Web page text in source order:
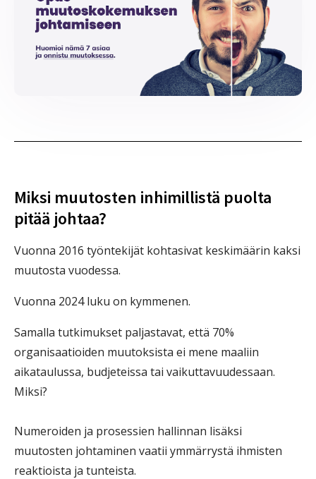
Miksi muutosten inhimillistä puolta
pitää johtaa?
Vuonna 2016 työntekijät kohtasivat keskimäärin kaksi
muutosta vuodessa.
Vuonna 2024 luku on kymmenen.
Samalla tutkimukset paljastavat, että 70%
organisaatioiden muutoksista ei mene maaliin
aikataulussa, budjeteissa tai vaikuttavuudessaan.
Miksi?
Numeroiden ja prosessien hallinnan lisäksi
muutosten johtaminen vaatii ymmärrystä ihmisten
reaktioista ja tunteista.